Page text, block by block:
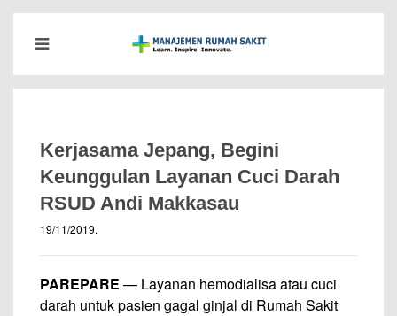
Kerjasama Jepang, Begini
Keunggulan Layanan Cuci Darah
RSUD Andi Makkasau
19/11/2019.
PAREPARE — Layanan hemodialisa atau cuci
darah untuk pasien gagal ginjal di Rumah Sakit